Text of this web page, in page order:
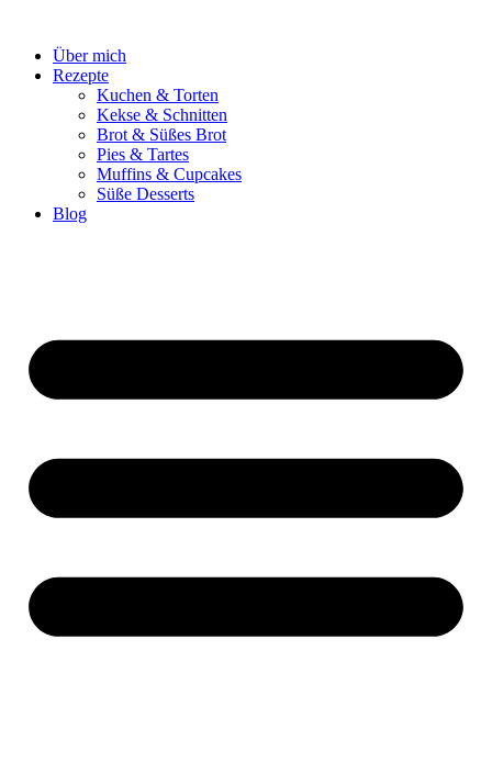
springenÜber mich
Rezepte
Kuchen & Torten
Kekse & Schnitten
Brot & Süßes Brot
Pies & Tartes
Muffins & Cupcakes
Süße Desserts
Blog